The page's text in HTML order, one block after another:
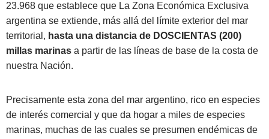
23.968 que establece que La Zona Económica Exclusiva
argentina se extiende, más allá del límite exterior del mar
territorial, hasta una distancia de DOSCIENTAS (200)
millas marinas a partir de las líneas de base de la costa de
nuestra Nación.
Precisamente esta zona del mar argentino, rico en especies
de interés comercial y que da hogar a miles de especies
marinas, muchas de las cuales se presumen endémicas de